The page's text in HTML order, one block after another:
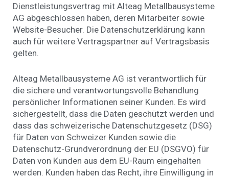
Dienstleistungsvertrag mit Alteag Metallbausysteme
AG abgeschlossen haben, deren Mitarbeiter sowie
Website-Besucher. Die Datenschutzerklärung kann
auch für weitere Vertragspartner auf Vertragsbasis
gelten.
Alteag Metallbausysteme AG ist verantwortlich für
die sichere und verantwortungsvolle Behandlung
persönlicher Informationen seiner Kunden. Es wird
sichergestellt, dass die Daten geschützt werden und
dass das schweizerische Datenschutzgesetz (DSG)
für Daten von Schweizer Kunden sowie die
Datenschutz-Grundverordnung der EU (DSGVO) für
Daten von Kunden aus dem EU-Raum eingehalten
werden. Kunden haben das Recht, ihre Einwilligung in